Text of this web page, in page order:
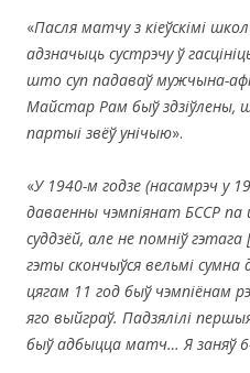
«Пасля матчу з кіеўскімі
адзначыць сустрэчу ў
што суп падаваў мужчына-
Майстар Рам быў здзіўлены,
партыі звёў унічыю».
«У 1940-м годзе (насамрэч у
даваенны чэмпіянат БССР па
суддзёй, але не помніў
гэты скончыўся вельмі сумна
цягам 11 год быў чэмпіёнам
яго выйграў. Падзялілі
быў адбыцца матч… Я заняў